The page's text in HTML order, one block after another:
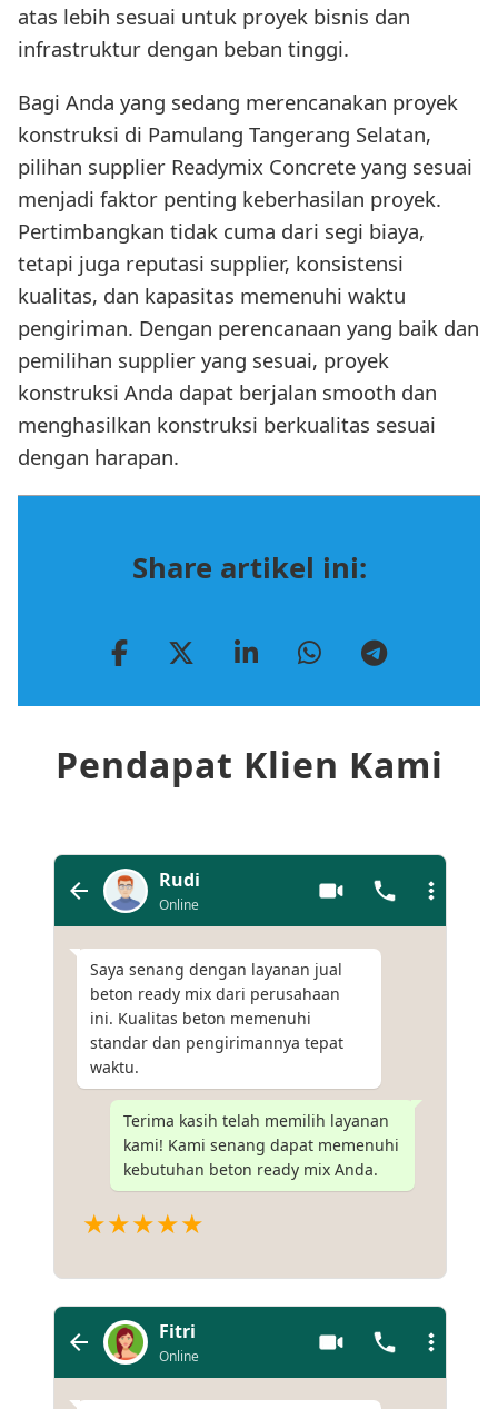
atas lebih sesuai untuk proyek bisnis dan
infrastruktur dengan beban tinggi.
Bagi Anda yang sedang merencanakan proyek
konstruksi di Pamulang Tangerang Selatan,
pilihan supplier Readymix Concrete yang sesuai
menjadi faktor penting keberhasilan proyek.
Pertimbangkan tidak cuma dari segi biaya,
tetapi juga reputasi supplier, konsistensi
kualitas, dan kapasitas memenuhi waktu
pengiriman. Dengan perencanaan yang baik dan
pemilihan supplier yang sesuai, proyek
konstruksi Anda dapat berjalan smooth dan
menghasilkan konstruksi berkualitas sesuai
dengan harapan.
Share artikel ini:
Pendapat Klien Kami
Rudi
Online
Saya senang dengan layanan jual
beton ready mix dari perusahaan
ini. Kualitas beton memenuhi
standar dan pengirimannya tepat
waktu.
Terima kasih telah memilih layanan
kami! Kami senang dapat memenuhi
kebutuhan beton ready mix Anda.
★★★★★
Fitri
Online